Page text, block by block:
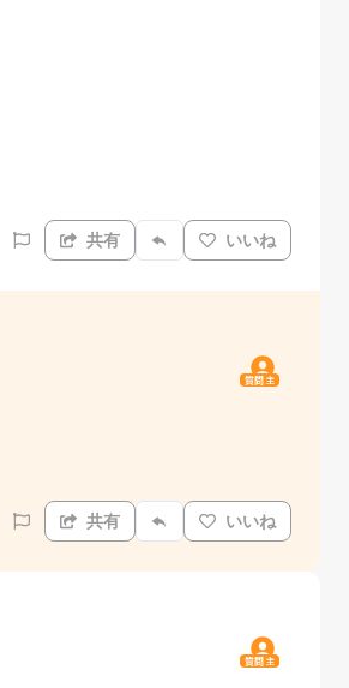
共有 いいね
質問主
共有 いいね
質問主